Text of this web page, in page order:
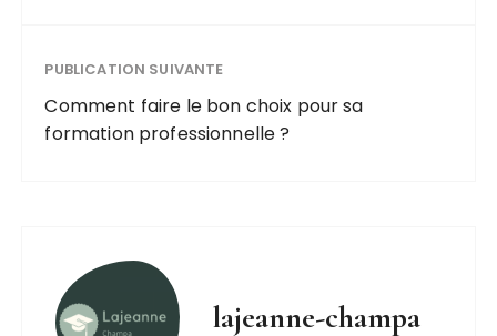
PUBLICATION SUIVANTE
Comment faire le bon choix pour sa
formation professionnelle ?
lajeanne-champa